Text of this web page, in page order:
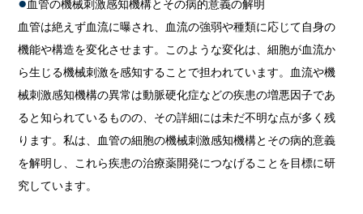
血管の機械刺激感知機構とその病的意義の解明
血管は絶えず血流に曝され、血流の強弱や種類に応じて自身の
機能や構造を変化させます。このような変化は、細胞が血流か
ら生じる機械刺激を感知することで担われています。血流や機
械刺激感知機構の異常は動脈硬化症などの疾患の増悪因子であ
ると知られているものの、その詳細には未だ不明な点が多く残
ります。私は、血管の細胞の機械刺激感知機構とその病的意義
を解明し、これら疾患の治療薬開発につなげることを目標に研
究しています。